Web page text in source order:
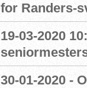
for Randers-
19-03-2020
30-01-2020 -